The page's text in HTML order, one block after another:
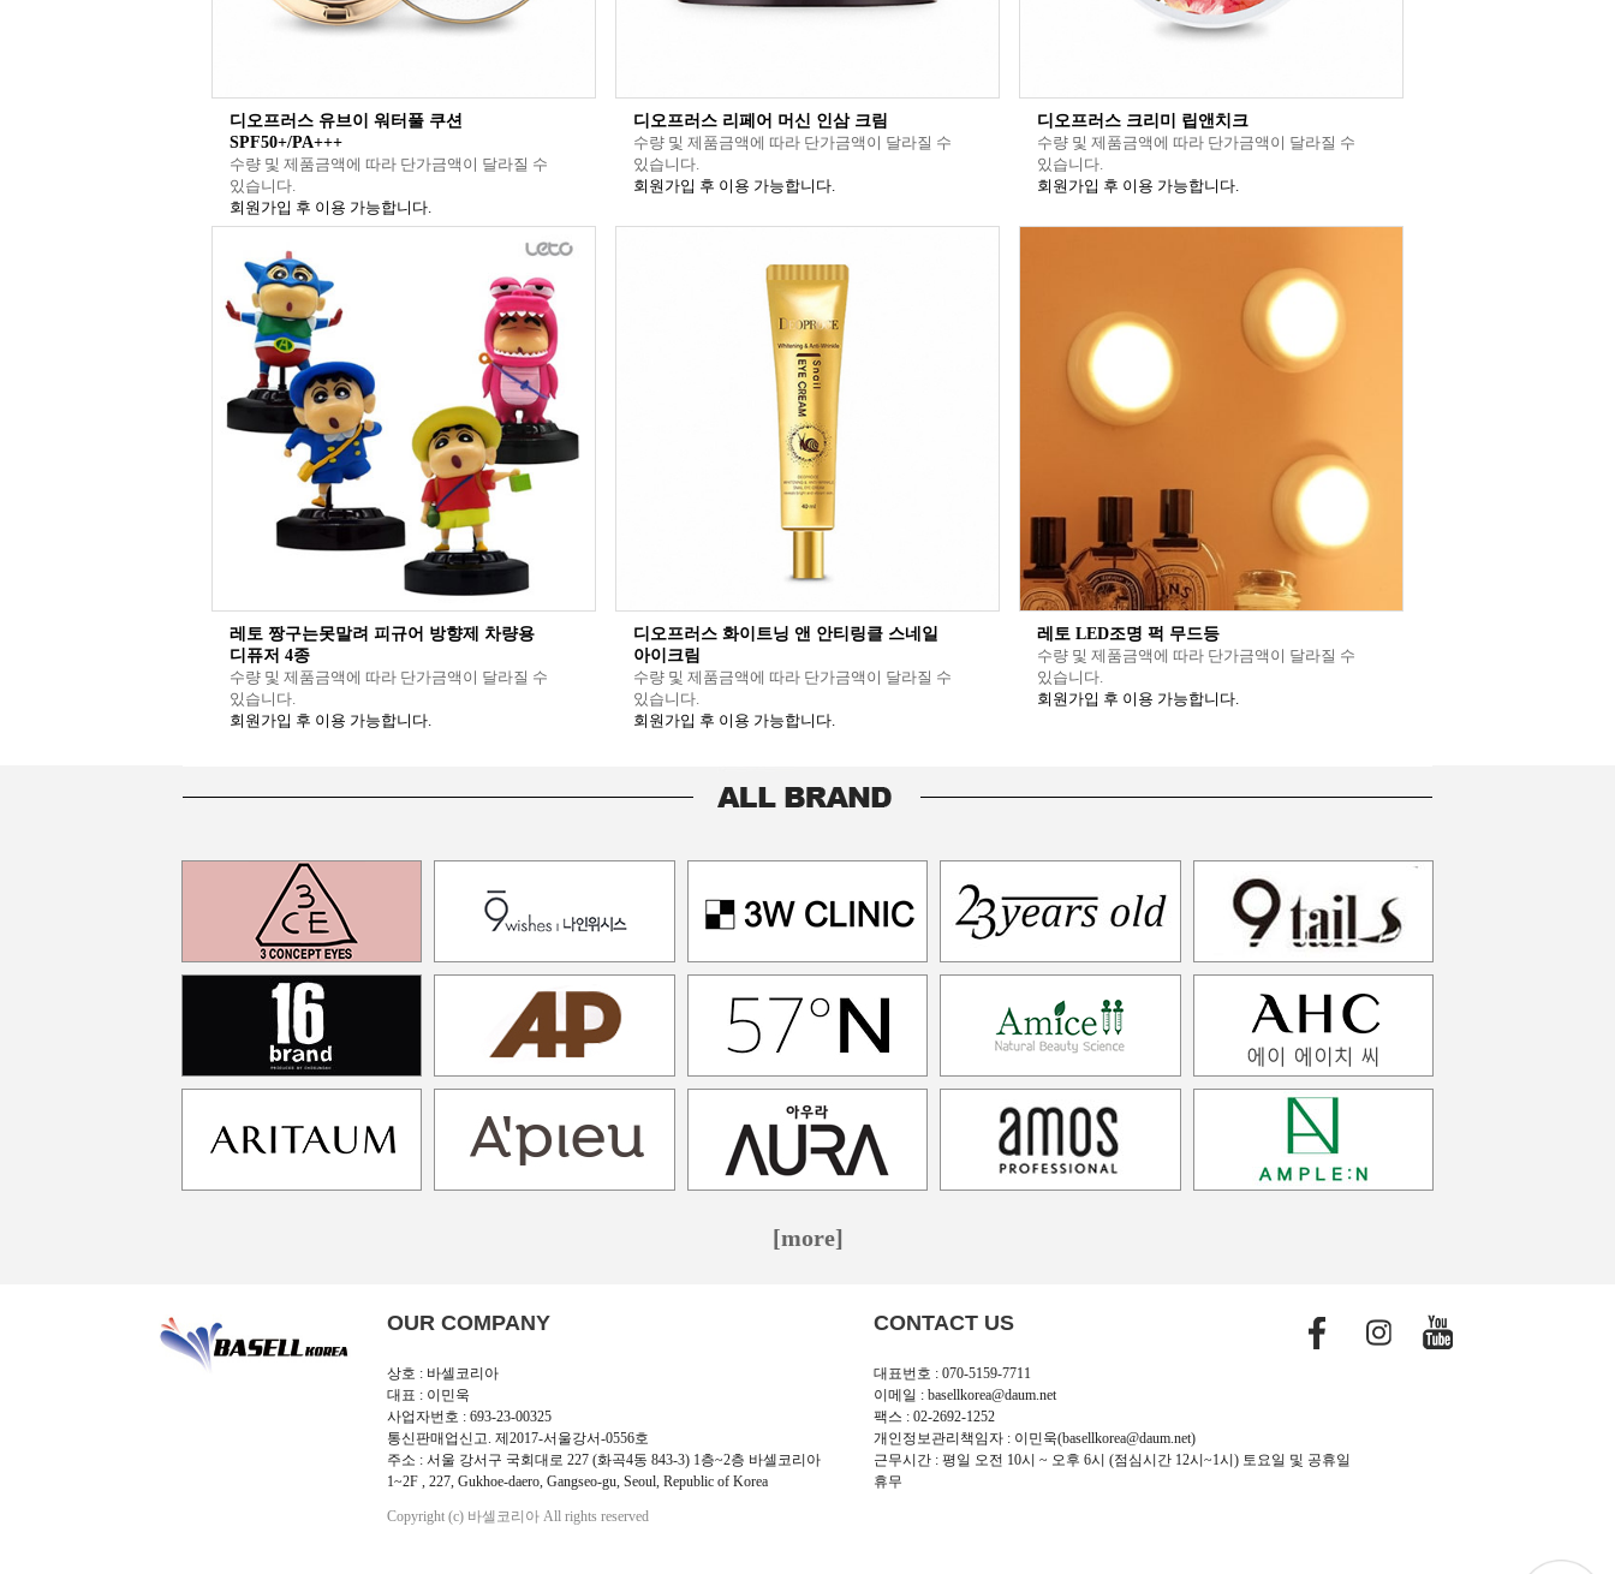
디오프러스 유브이 워터풀 쿠션
SPF50+/PA+++
수량 및 제품금액에 따라 단가금액이 달라질 수
있습니다.
회원가입 후 이용 가능합니다.
디오프러스 리페어 머신 인삼 크림
수량 및 제품금액에 따라 단가금액이 달라질 수
있습니다.
회원가입 후 이용 가능합니다.
디오프러스 크리미 립앤치크
수량 및 제품금액에 따라 단가금액이 달라질 수
있습니다.
회원가입 후 이용 가능합니다.
레토 짱구는못말려 피규어 방향제 차량용
디퓨저 4종
수량 및 제품금액에 따라 단가금액이 달라질 수
있습니다.
회원가입 후 이용 가능합니다.
디오프러스 화이트닝 앤 안티링클 스네일
아이크림
수량 및 제품금액에 따라 단가금액이 달라질 수
있습니다.
회원가입 후 이용 가능합니다.
레토 LED조명 퍽 무드등
수량 및 제품금액에 따라 단가금액이 달라질 수
있습니다.
회원가입 후 이용 가능합니다.
[more]
OUR COMPANY
상호 : 바셀코리아
대표 : 이민욱
사업자번호 : 693-23-00325
통신판매업신고. 제2017-서울강서-0556호
주소 : 서울 강서구 국회대로 227 (화곡4동 843-3) 1층~2층 바셀코리아
1~2F , 227, Gukhoe-daero, Gangseo-gu, Seoul, Republic of Korea
CONTACT US
대표번호 : 070-5159-7711
이메일 : basellkorea@daum.net
팩스 : 02-2692-1252
개인정보관리책임자 : 이민욱(basellkorea@daum.net)
근무시간 : 평일 오전 10시 ~ 오후 6시 (점심시간 12시~1시) 토요일 및 공휴일
휴무
Copyright (c) 바셀코리아 All rights reserved